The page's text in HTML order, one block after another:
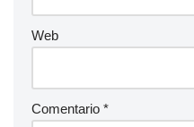
Web
Comentario *